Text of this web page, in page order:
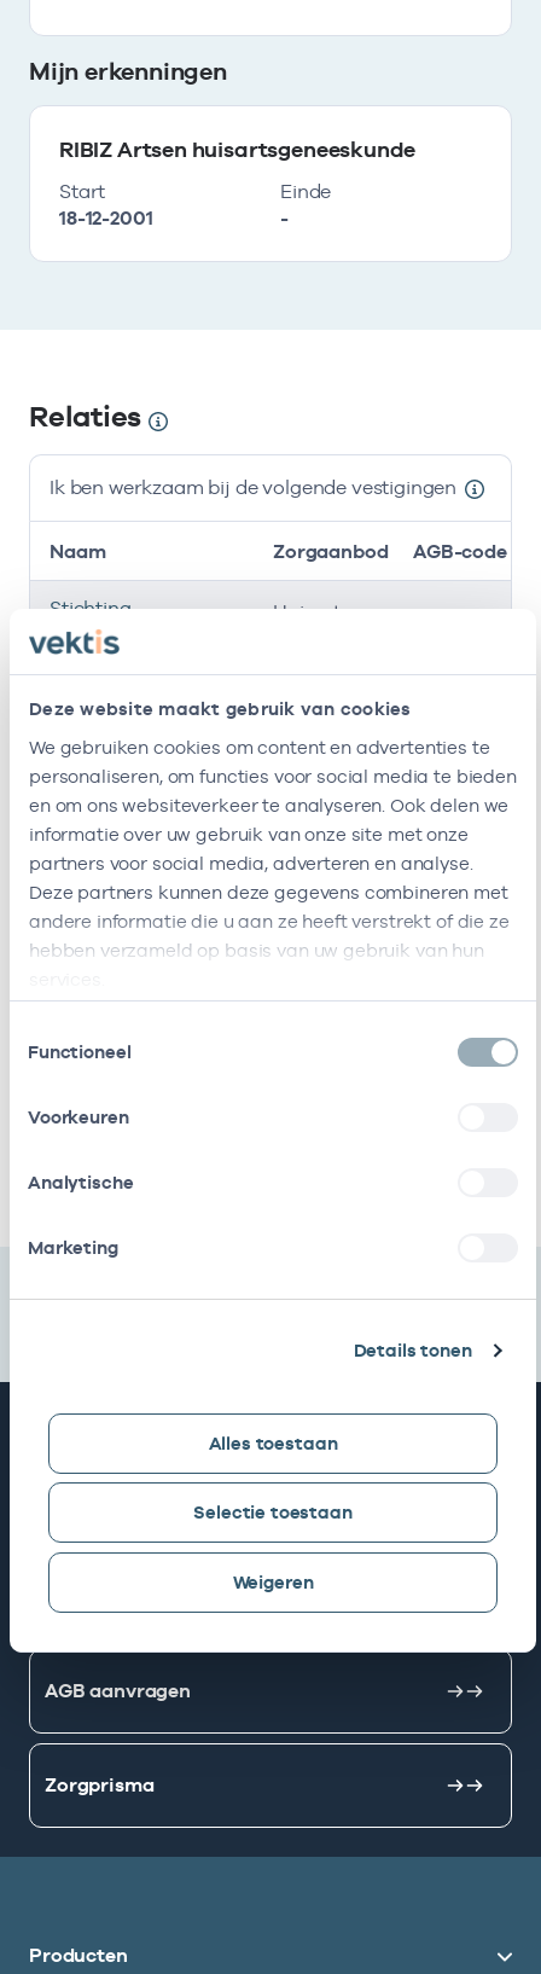
Deze website maakt gebruik van cookies
We gebruiken cookies om content en advertenties te
personaliseren, om functies voor social media te bieden
en om ons websiteverkeer te analyseren. Ook delen we
informatie over uw gebruik van onze site met onze
partners voor social media, adverteren en analyse.
Deze partners kunnen deze gegevens combineren met
andere informatie die u aan ze heeft verstrekt of die ze
hebben verzameld op basis van uw gebruik van hun
Functioneel
Voorkeuren
Analytische
Marketing
Details tonen
Alles toestaan
Selectie toestaan
Weigeren
Mijn erkenningen
RIBIZ Artsen huisartsgeneeskunde
Start
18-12-2001
Einde
-
Relaties
Ik ben werkzaam bij de volgende vestigingen
Ik ben werkzaam bij de volgende vestigingen
Naam Zorgaanbod AGB-code
Stichting
Amsterdamse
Gezondheidscentra
Huisarts -
Gezondheidscentrum
De Keyzer
Huisarts
Ik heb een arbeidsrelatie met
Ik heb een arbeidsrelatie met
Naam Rol AGB-code
Amsterdamse Gzc
Snel naar
Mijn Vektis
AGB aanvragen
Zorgprisma
Producten